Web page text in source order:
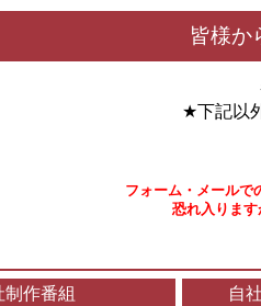
皆様か
★下記以
フォーム・メールで
恐れ入りま
制作番組 自